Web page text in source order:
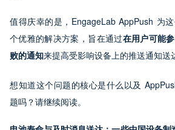
值得庆幸的是，EngageLab AppPush 为
个优雅的解决方案，旨在通过在用户可能
败的通知来提高受影响设备上的推送通知送
想知道这个问题的核心是什么以及
题吗？请继续阅读。